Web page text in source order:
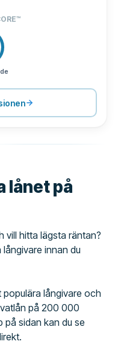
80
lånet på
vill hitta lägsta räntan?
innan du
långivare och
på 200 000
på sidan kan du se